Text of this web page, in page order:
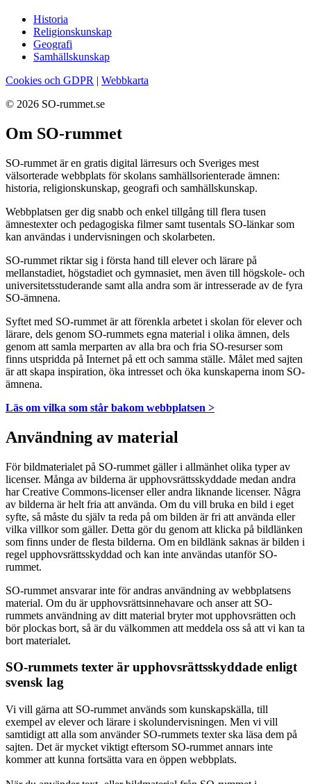
Historia
Religionskunskap
Geografi
Samhällskunskap
Cookies och GDPR | Webbkarta
© 2026 SO-rummet.se
Om SO-rummet
SO-rummet är en gratis digital lärresurs och Sveriges mest
välsorterade webbplats för skolans samhällsorienterade ämnen:
historia, religionskunskap, geografi och samhällskunskap.
Webbplatsen ger dig snabb och enkel tillgång till flera tusen
ämnestexter och pedagogiska filmer samt tusentals SO-länkar som
kan användas i undervisningen och skolarbeten.
SO-rummet riktar sig i första hand till elever och lärare på
mellanstadiet, högstadiet och gymnasiet, men även till högskole- och
universitetsstuderande samt alla andra som är intresserade av de fyra
SO-ämnena.
Syftet med SO-rummet är att förenkla arbetet i skolan för elever och
lärare, dels genom SO-rummets egna material i olika ämnen, dels
genom att samla merparten av alla bra och fria SO-resurser som
finns utspridda på Internet på ett och samma ställe. Målet med sajten
är att skapa inspiration, öka intresset och öka kunskaperna inom SO-
ämnena.
Läs om vilka som står bakom webbplatsen >
Användning av material
För bildmaterialet på SO-rummet gäller i allmänhet olika typer av
licenser. Många av bilderna är upphovsrättsskyddade medan andra
har Creative Commons-licenser eller andra liknande licenser. Några
av bilderna är helt fria att använda. Om du vill bruka en bild i eget
syfte, så måste du själv ta reda på om bilden är fri att använda eller
vilka villkor som gäller. Detta gör du genom att klicka på bildlänken
som finns under de flesta bilderna. Om en bildlänk saknas är bilden i
regel upphovsrättsskyddad och kan inte användas utanför SO-
rummet.
SO-rummet ansvarar inte för andras användning av webbplatsens
material. Om du är upphovsrättsinnehavare och anser att SO-
rummets användning av ditt material bryter mot upphovsrätten och
bör plockas bort, så är du välkommen att meddela oss så att vi kan ta
bort materialet.
SO-rummets texter är upphovsrättsskyddade enligt
svensk lag
Vi vill gärna att SO-rummet används som kunskapskälla, till
exempel av elever och lärare i skolundervisningen. Men vi vill
samtidigt att alla som använder SO-rummets texter ska läsa dem på
sajten. Det är mycket viktigt eftersom SO-rummet annars inte
kommer att kunna fortsätta vara en öppen webbplats.